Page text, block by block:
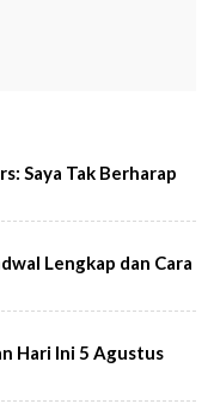
Saya Tak Berharap
Lengkap dan Cara
Hari Ini 5 Agustus